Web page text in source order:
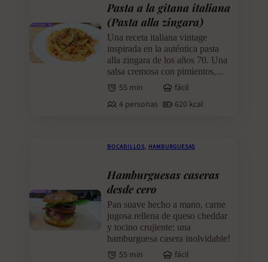
Pasta a la gitana italiana
(Pasta alla zingara)
Una receta italiana vintage
inspirada en la auténtica pasta
alla zingara de los años 70. Una
salsa cremosa con pimientos,...
55 min
fácil
4 personas
620 kcal
BOCADILLOS, HAMBURGUESAS
Hamburguesas caseras
desde cero
Pan suave hecho a mano, carne
jugosa rellena de queso cheddar
y tocino crujiente: una
hamburguesa casera inolvidable!
55 min
fácil